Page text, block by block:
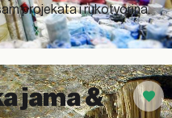
projekata i rukotvorina.
jama &